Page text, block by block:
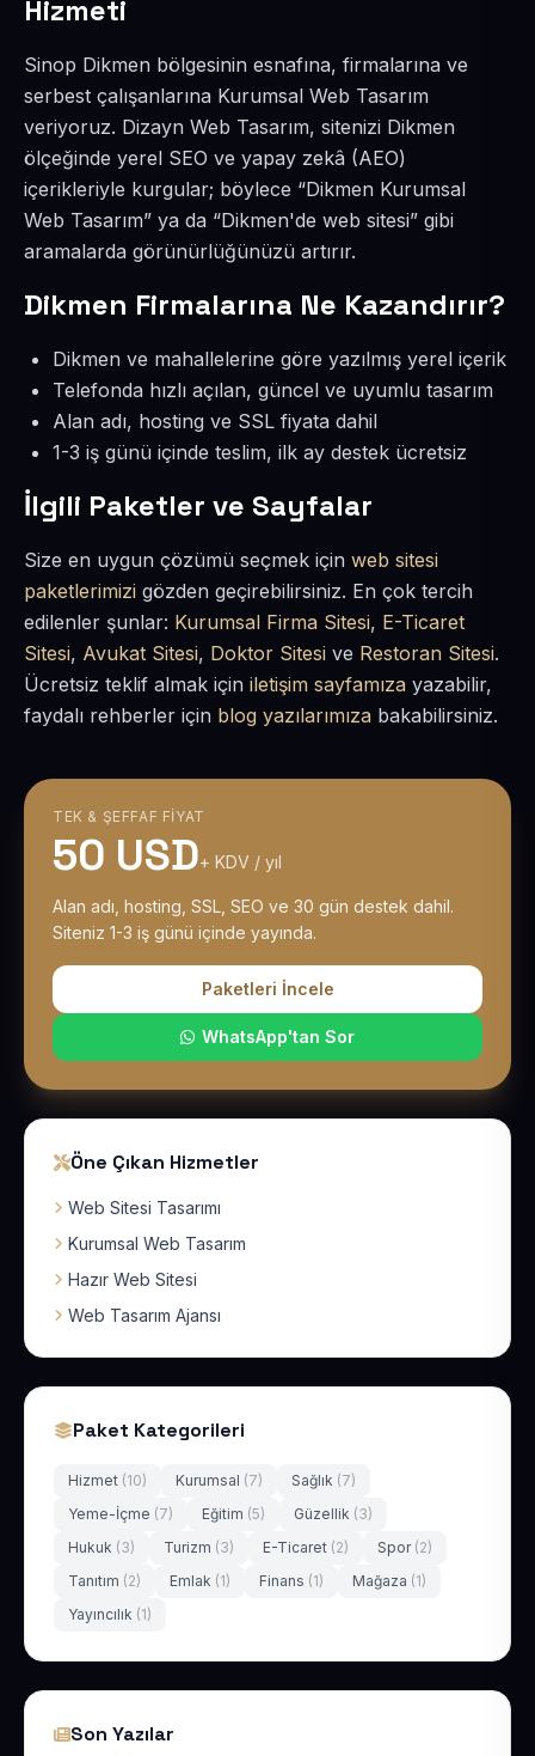
Hizmeti
Sinop Dikmen bölgesinin esnafına, firmalarına ve
serbest çalışanlarına Kurumsal Web Tasarım
veriyoruz. Dizayn Web Tasarım, sitenizi Dikmen
ölçeğinde yerel SEO ve yapay zekâ (AEO)
içerikleriyle kurgular; böylece “Dikmen Kurumsal
Web Tasarım” ya da “Dikmen'de web sitesi” gibi
aramalarda görünürlüğünüzü artırır.
Dikmen Firmalarına Ne Kazandırır?
Dikmen ve mahallelerine göre yazılmış yerel içerik
Telefonda hızlı açılan, güncel ve uyumlu tasarım
Alan adı, hosting ve SSL fiyata dahil
1-3 iş günü içinde teslim, ilk ay destek ücretsiz
İlgili Paketler ve Sayfalar
Size en uygun çözümü seçmek için web sitesi
paketlerimizi gözden geçirebilirsiniz. En çok tercih
edilenler şunlar: Kurumsal Firma Sitesi, E-Ticaret
Sitesi, Avukat Sitesi, Doktor Sitesi ve Restoran Sitesi.
Ücretsiz teklif almak için iletişim sayfamıza yazabilir,
faydalı rehberler için blog yazılarımıza bakabilirsiniz.
TEK & ŞEFFAF FIYAT
50 USD+ KDV / yıl
Alan adı, hosting, SSL, SEO ve 30 gün destek dahil.
Siteniz 1-3 iş günü içinde yayında.
Paketleri İncele
WhatsApp'tan Sor
Öne Çıkan Hizmetler
Web Sitesi Tasarımı
Kurumsal Web Tasarım
Hazır Web Sitesi
Web Tasarım Ajansı
Paket Kategorileri
Hizmet (10) Kurumsal (7) Sağlık (7)
Yeme-İçme (7) Eğitim (5) Güzellik (3)
Hukuk (3) Turizm (3) E-Ticaret (2) Spor (2)
Tanıtım (2) Emlak (1) Finans (1) Mağaza (1)
Yayıncılık (1)
Son Yazılar